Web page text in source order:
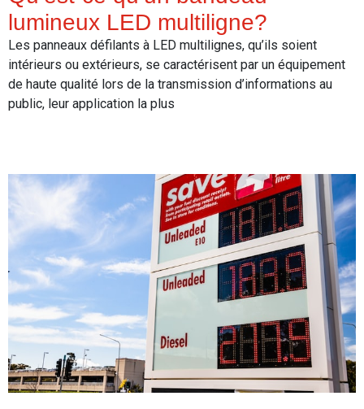
lumineux LED multiligne?
Les panneaux défilants à LED multilignes, qu’ils soient
intérieurs ou extérieurs, se caractérisent par un équipement
de haute qualité lors de la transmission d’informations au
public, leur application la plus